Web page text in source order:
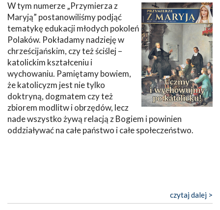
W tym numerze „Przymierza z
Maryją” postanowiliśmy podjąć
tematykę edukacji młodych pokoleń
Polaków. Pokładamy nadzieję w
chrześcijańskim, czy też ściślej –
katolickim kształceniu i
wychowaniu. Pamiętamy bowiem,
że katolicyzm jest nie tylko
doktryną, dogmatem czy też
zbiorem modlitw i obrzędów, lecz
nade wszystko żywą relacją z Bogiem i powinien
oddziaływać na całe państwo i całe społeczeństwo.
czytaj dalej >